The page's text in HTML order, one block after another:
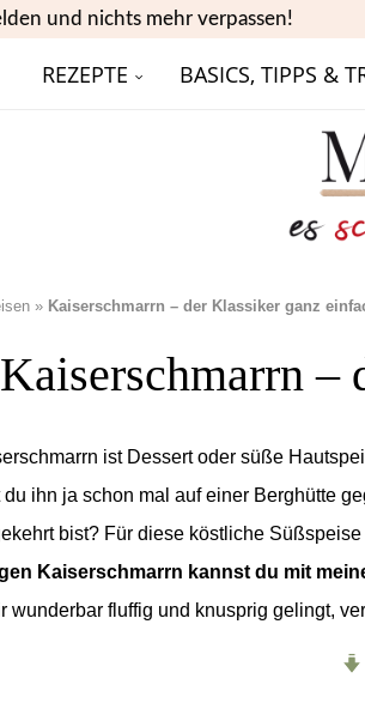
und nichts mehr verpassen!
REZEPTE BASICS, TIPPS &
» Kaiserschmarrn – der Klassiker ganz
Kaiserschmarrn –
ist Dessert oder süße
du ihn ja schon mal auf einer Berghütte
bist? Für diese köstliche
Kaiserschmarrn kannst du mit
wunderbar fluffig und knusprig gelingt,